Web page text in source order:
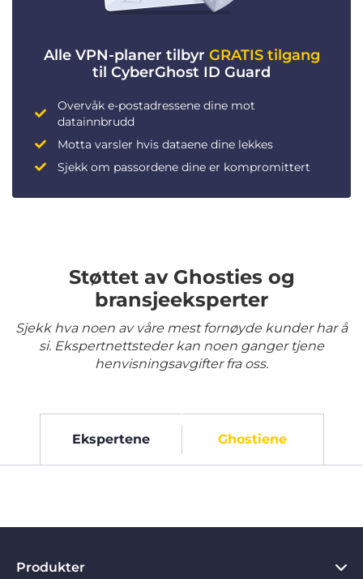
Alle VPN-planer tilbyr GRATIS tilgang
til CyberGhost ID Guard
Overvåk e-postadressene dine mot
datainnbrudd
Motta varsler hvis dataene dine lekkes
Sjekk om passordene dine er kompromittert
Støttet av Ghosties og
bransjeeksperter
Sjekk hva noen av våre mest fornøyde kunder har å
si. Ekspertnettsteder kan noen ganger tjene
henvisningsavgifter fra oss.
Ekspertene Ghostiene
Produkter